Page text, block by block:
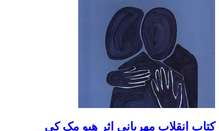
کتاب انقلاب مهربانی اثر هیو مک کی